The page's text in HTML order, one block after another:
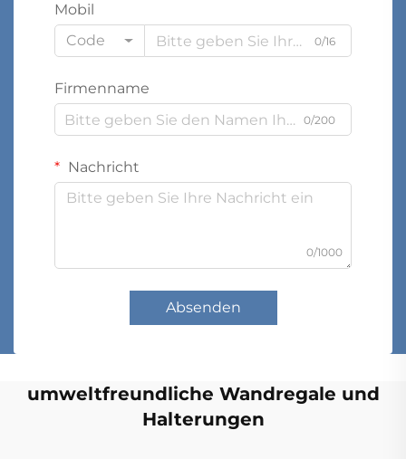
Mobil
Code
0/16
Firmenname
0/200
Nachricht
0/1000
Absenden
umweltfreundliche Wandregale und
Halterungen